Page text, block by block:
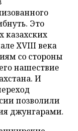
Это
казахских
XVIII века
со стороны
нашествие
И
позволили
джунгарами.